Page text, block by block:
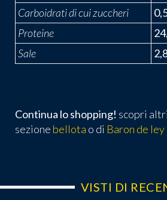
Carboidrati di cui zuccheri
Proteine
Sale
Continua lo shopping! scopri
sezione bellota o di Baron de ley
VISTI DI